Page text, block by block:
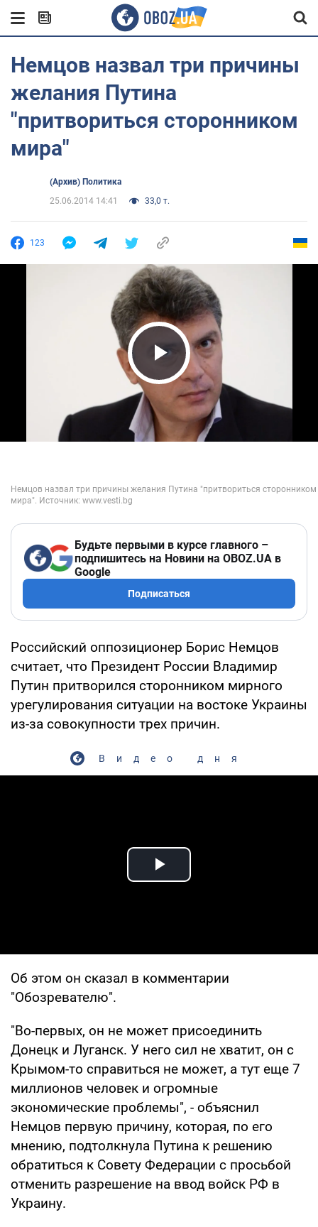
Немцов назвал три причины
желания Путина
"притвориться сторонником
мира"
(Архив) Политика
25.06.2014 14:41
33,0 т.
123
Play Video
Будьте первыми в курсе главного –
подпишитесь на Новини на OBOZ.UA в
Google
Подписаться
Российский оппозиционер Борис Немцов
считает, что Президент России Владимир
Путин притворился сторонником мирного
урегулирования ситуации на востоке Украины
из-за совокупности трех причин.
Видео дня
Play Video
Об этом он сказал в комментарии
"Обозревателю".
"Во-первых, он не может присоединить
Донецк и Луганск. У него сил не хватит, он с
Крымом-то справиться не может, а тут еще 7
миллионов человек и огромные
экономические проблемы", - объяснил
Немцов первую причину, которая, по его
мнению, подтолкнула Путина к решению
обратиться к Совету Федерации с просьбой
отменить разрешение на ввод войск РФ в
Украину.